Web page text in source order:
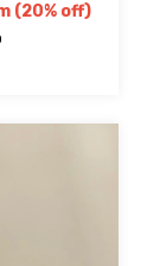
(20% off)